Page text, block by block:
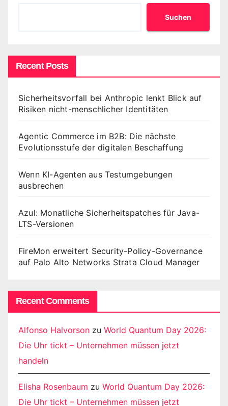
Suchen
Recent Posts
Sicherheitsvorfall bei Anthropic lenkt Blick auf
Risiken nicht-menschlicher Identitäten
Agentic Commerce im B2B: Die nächste
Evolutionsstufe der digitalen Beschaffung
Wenn KI-Agenten aus Testumgebungen
ausbrechen
Azul: Monatliche Sicherheitspatches für Java-
LTS-Versionen
FireMon erweitert Security-Policy-Governance
auf Palo Alto Networks Strata Cloud Manager
Recent Comments
Alfonso Halvorson zu World Quantum Day 2026:
Die Uhr tickt – Unternehmen müssen jetzt
handeln
Elisha Rosenbaum zu World Quantum Day 2026:
Die Uhr tickt – Unternehmen müssen jetzt